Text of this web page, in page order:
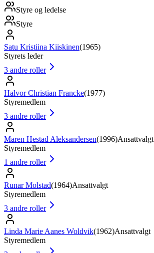
Styre og ledelse
Styre
Satu Kristiina Kiiskinen(1965)
Styrets leder
3 andre roller
Halvor Christian Francke(1977)
Styremedlem
3 andre roller
Maren Hestad Aleksandersen(1996)Ansattvalgt
Styremedlem
1 andre roller
Runar Molstad(1964)Ansattvalgt
Styremedlem
3 andre roller
Linda Marie Aanes Woldvik(1962)Ansattvalgt
Styremedlem